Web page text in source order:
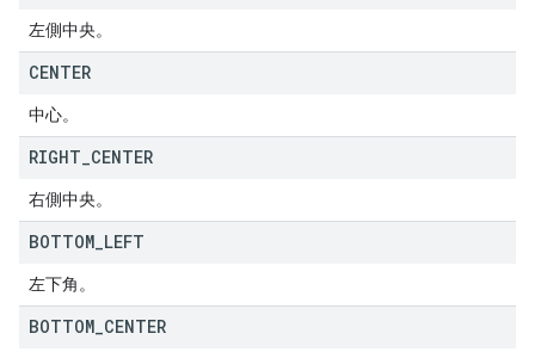
左側中央。
CENTER
中心。
RIGHT CENTER
右側中央。
BOTTOM LEFT
左下角。
BOTTOM CENTER